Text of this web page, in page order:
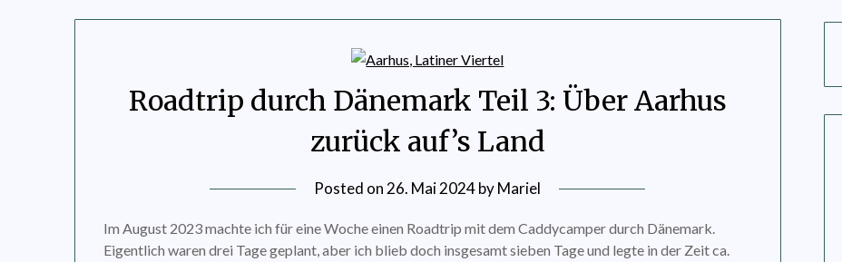
Roadtrip durch Dänemark Teil 3: Über Aarhus
zurück auf’s Land
Posted on26. Mai 2024byMariel
Im August 2023 machte ich für eine Woche einen Roadtrip mit dem Caddycamper durch Dänemark.
Eigentlich waren drei Tage geplant, aber ich blieb doch insgesamt sieben Tage und legte in der Zeit ca.